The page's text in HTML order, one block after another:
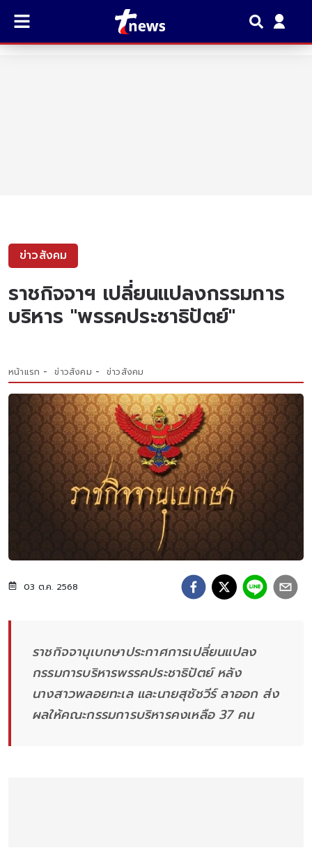
ข่าวสังคม
ราชกิจจาฯ เปลี่ยนแปลงกรรมการ
บริหาร "พรรคประชาธิปัตย์"
หน้าแรก ข่าวสังคม ข่าวสังคม
03 ต.ค. 2568
ราชกิจจานุเบกษาประกาศการเปลี่ยนแปลง
กรรมการบริหารพรรคประชาธิปัตย์ หลัง
นางสาวพลอยทะเล และนายสุชัชวีร์ ลาออก ส่ง
ผลให้คณะกรรมการบริหารคงเหลือ 37 คน